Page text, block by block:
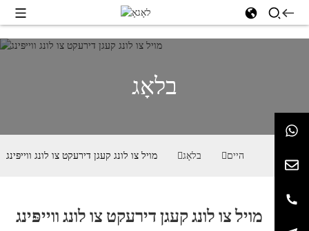
בלאָג
היים בלאָג מויל צו לונג קעגן דירעקט צו לונג ווייפּינג
מויל צו לונג קעגן דירעקט צו לונג ווייפּינג